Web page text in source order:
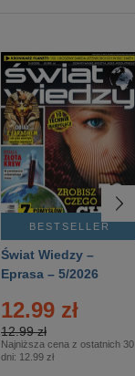
BESTSELLER
Świat Wiedzy –
Eprasa – 5/2026
12.99 zł
12.99 zł
Najniższa cena z ostatnich 30
dni: 12.99 zł